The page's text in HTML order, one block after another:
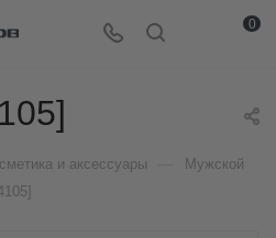
0
и аксессуары Мужской